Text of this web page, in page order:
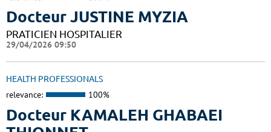
Docteur JUSTINE MYZIA
PRATICIEN HOSPITALIER
29/04/2026 09:50
HEALTH PROFESSIONALS
relevance: 100%
Docteur KAMALEH GHABAEI